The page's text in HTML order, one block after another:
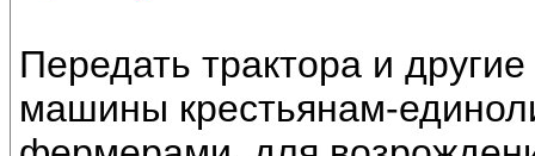
Передать трактора и
машины крестьянам-